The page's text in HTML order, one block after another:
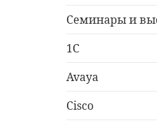
Семинары и
1C
Avaya
Cisco